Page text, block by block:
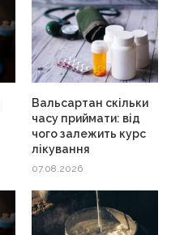
Вальсартан скільки
часу приймати: від
чого залежить курс
лікування
07.08.2026